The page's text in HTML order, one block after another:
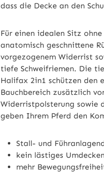
dass die Decke an den
Für einen idealen Sitz
anatomisch geschnittene
vorgezogenem Widerrist
tiefe Schweifriemen. Die
Halifax 2in1 schützen den
Bauchbereich zusätzlich
Widerristpolsterung sowie
geben Ihrem Pferd den
Stall- und
kein lästiges
mehr